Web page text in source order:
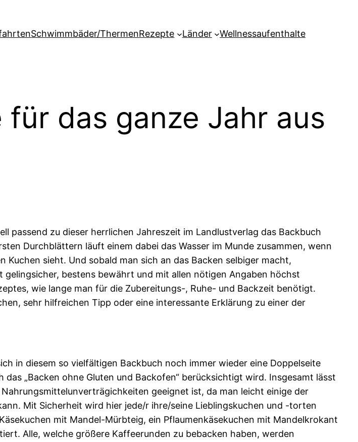
Schwimmbäder/ThermenRezepte Länder Wellnessaufenthalte
das ganze Jahr aus
passend zu dieser herrlichen Jahreszeit im Landlustverlag das Backbuch
Durchblättern läuft einem dabei das Wasser im Munde zusammen, wenn
sieht. Und sobald man sich an das Backen selbiger macht,
bestens bewährt und mit allen nötigen Angaben höchst
wie lange man für die Zubereitungs-, Ruhe- und Backzeit benötigt.
sehr hilfreichen Tipp oder eine interessante Erklärung zu einer der
in diesem so vielfältigen Backbuch noch immer wieder eine Doppelseite
„Backen ohne Gluten und Backofen“ berücksichtigt wird. Insgesamt lässt
geeignet ist, da man leicht einige der
Mit Sicherheit wird hier jede/r ihre/seine Lieblingskuchen und -torten
mit Mandel-Mürbteig, ein Pflaumenkäsekuchen mit Mandelkrokant
Alle, welche größere Kaffeerunden zu bebacken haben, werden